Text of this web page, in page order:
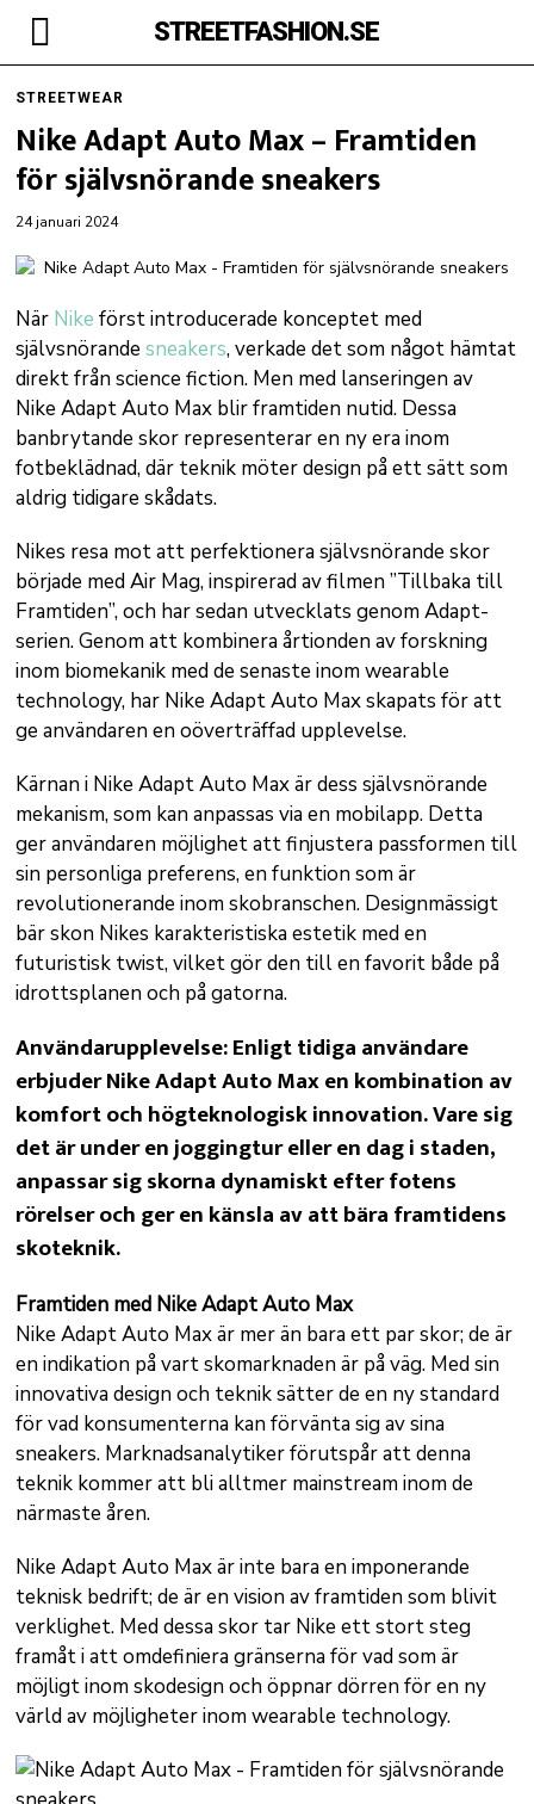
STREETFASHION.SE
STREETWEAR
Nike Adapt Auto Max – Framtiden
för självsnörande sneakers
24 januari 2024
När Nike först introducerade konceptet med
självsnörandesneakers, verkade det som något hämtat
direkt från science fiction. Men med lanseringen av
Nike Adapt Auto Max blir framtiden nutid. Dessa
banbrytande skor representerar en ny era inom
fotbeklädnad, där teknik möter design på ett sätt som
aldrig tidigare skådats.
Nikes resa mot att perfektionera självsnörande skor
började med Air Mag, inspirerad av filmen ”Tillbaka till
Framtiden”, och har sedan utvecklats genom Adapt-
serien. Genom att kombinera årtionden av forskning
inom biomekanik med de senaste inom wearable
technology, har Nike Adapt Auto Max skapats för att
ge användaren en oöverträffad upplevelse.
Kärnan i Nike Adapt Auto Max är dess självsnörande
mekanism, som kan anpassas via en mobilapp. Detta
ger användaren möjlighet att finjustera passformen till
sin personliga preferens, en funktion som är
revolutionerande inom skobranschen. Designmässigt
bär skon Nikes karakteristiska estetik med en
futuristisk twist, vilket gör den till en favorit både på
idrottsplanen och på gatorna.
Användarupplevelse:Enligt tidiga användare
erbjuder Nike Adapt Auto Max en kombination av
komfort och högteknologisk innovation. Vare sig
det är under en joggingtur eller en dag i staden,
anpassar sig skorna dynamiskt efter fotens
rörelser och ger en känsla av att bära framtidens
skoteknik.
Framtiden med Nike Adapt Auto Max
Nike Adapt Auto Max är mer än bara ett par skor; de är
en indikation på vart skomarknaden är på väg. Med sin
innovativa design och teknik sätter de en ny standard
för vad konsumenterna kan förvänta sig av sina
sneakers. Marknadsanalytiker förutspår att denna
teknik kommer att bli alltmer mainstream inom de
närmaste åren.
Nike Adapt Auto Max är inte bara en imponerande
teknisk bedrift; de är en vision av framtiden som blivit
verklighet. Med dessa skor tar Nike ett stort steg
framåt i att omdefiniera gränserna för vad som är
möjligt inom skodesign och öppnar dörren för en ny
värld av möjligheter inom wearable technology.